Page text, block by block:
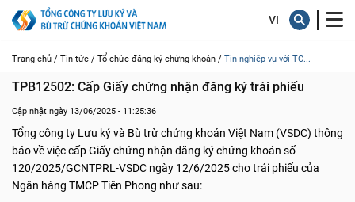
Trang chủ / Tin tức / Tổ chức đăng ký chứng khoán / Tin nghiệp vụ với TC...
TPB12502: Cấp Giấy chứng nhận đăng ký trái phiếu
Cập nhật ngày 13/06/2025 - 11:25:36
Tổng công ty Lưu ký và Bù trừ chứng khoán Việt Nam (VSDC) thông
báo về việc cấp Giấy chứng nhận đăng ký chứng khoán số
120/2025/GCNTPRL-VSDC ngày 12/6/2025 cho trái phiếu của
Ngân hàng TMCP Tiên Phong như sau: